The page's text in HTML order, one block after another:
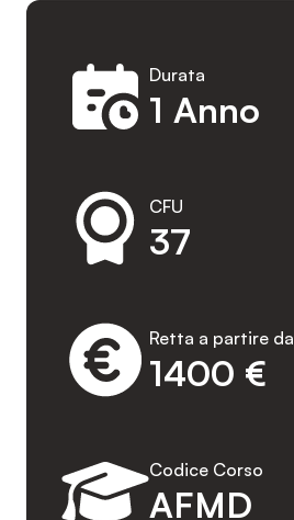
1 Anno
Durata
37
CFU
1400 €
Retta a partire da
AFMD
Codice Corso